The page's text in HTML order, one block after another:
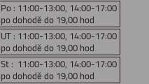
Po : 11:00-13:00, 14:00-17:00
po dohodě do 19,00 hod
UT : 11:00-13:00, 14:00-17:00
po dohodě do 19,00 hod
St : 11:00-13:00, 14:00-17:00
po dohodě do 19,00 hod